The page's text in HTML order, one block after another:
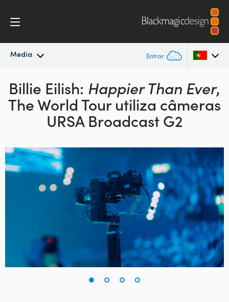
Media Entrar
Novidades
Arquivo
Argentina
Australia
Austria
Brazil
Canada
China
Finland
France
Billie Eilish: Happier Than Ever,
The WorldTour utiliza câmeras
URSA Broadcast G2